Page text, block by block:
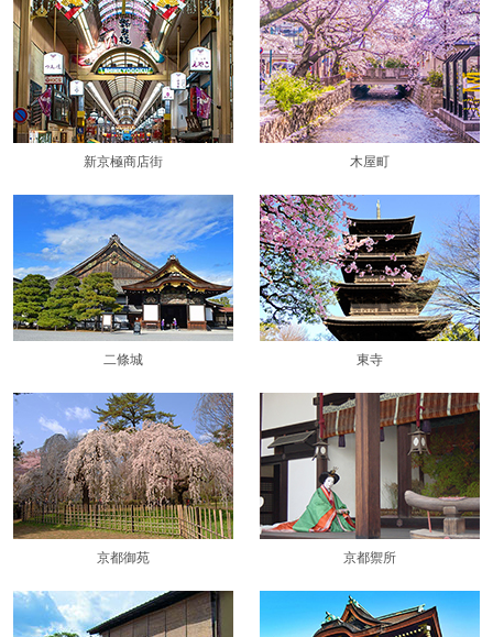
新京極商店街 木屋町
二條城 東寺
京都御苑 京都禦所